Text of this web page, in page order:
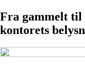
Fra gammelt til
kontorets